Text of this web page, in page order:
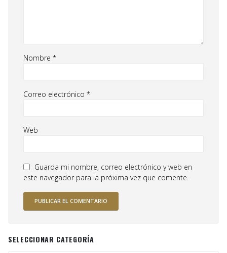
Nombre *
Correo electrónico *
Web
Guarda mi nombre, correo electrónico y web en
este navegador para la próxima vez que comente.
SELECCIONAR CATEGORÍA